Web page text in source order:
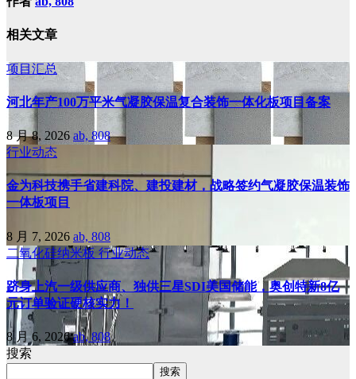
相关文章
项目汇总
河北年产100万平米气凝胶保温复合装饰一体化板项目备案
8 月 8, 2026ab, 808
行业动态
金为科技携手省建科院、建投建材，战略签约气凝胶保温装饰
一体板项目
8 月 7, 2026 ab, 808
二氧化硅纳米板 行业动态
跻身上汽一级供应商、独供三星SDI美国储能，奥创特新8亿
元订单验证硬核实力！
8 月 6, 2026ab, 808
搜索
搜索